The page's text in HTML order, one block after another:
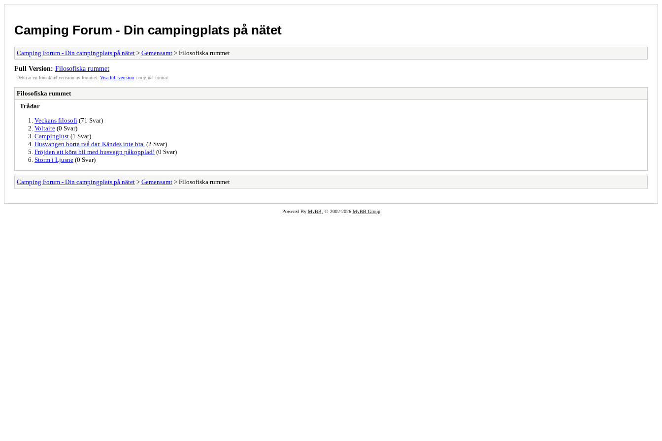
Camping Forum - Din campingplats på nätet
Camping Forum - Din campingplats på nätet > Gemensamt > Filosofiska rummet
Full Version: Filosofiska rummet
Detta är en förenklad verision av forumet. Visa full verision i original format.
Filosofiska rummet
Trådar
Veckans filosofi (71 Svar)
Voltaire (0 Svar)
Campinglust (1 Svar)
Husvangen borta två dar. Kändes inte bra. (2 Svar)
Fröjden att köra bil med husvagn påkopplad! (0 Svar)
Storm i Ljusne (0 Svar)
Camping Forum - Din campingplats på nätet > Gemensamt > Filosofiska rummet
Powered By MyBB, © 2002-2026 MyBB Group